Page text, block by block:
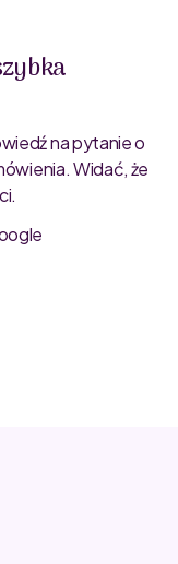
na pytanie o
Widać, że